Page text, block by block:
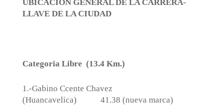
UBICACION GENERAL DE LA CARRERA-
LLAVE DE LA CIUDAD
Categoria Libre (13.4 Km.)
1.-Gabino Ccente Chavez
(Huancavelica)
41.38 (nueva marca)